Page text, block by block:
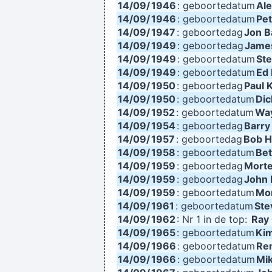
If you develop an ear for sounds
I'm investing in a company that has
In sixth grade I had a band called
I have been happier in the past
Imagine if you could go
I declare that the Beatles
Drugs Are A Waste Of Time
14/09/1946 : geboortedatum
14/09/1946 : geboortedatum
14/09/1947 : geboortedagJon
14/09/1949 : geboortedag
14/09/1949 : geboortedatum
14/09/1949 : geboortedatum Ed
14/09/1950: geboortedag Paul
14/09/1950: geboortedatum
14/09/1952: geboortedatum
14/09/1954 : geboortedag
14/09/1957 : geboortedag Bob
14/09/1958 : geboortedatum
14/09/1959 : geboortedag
14/09/1959 : geboortedagJohn
14/09/1959 : geboortedatum
14/09/1961 : geboortedatum
14/09/1962: Nr 1 in de top:
14/09/1965: geboortedatum
14/09/1966 : geboortedatum
14/09/1966 : geboortedatum